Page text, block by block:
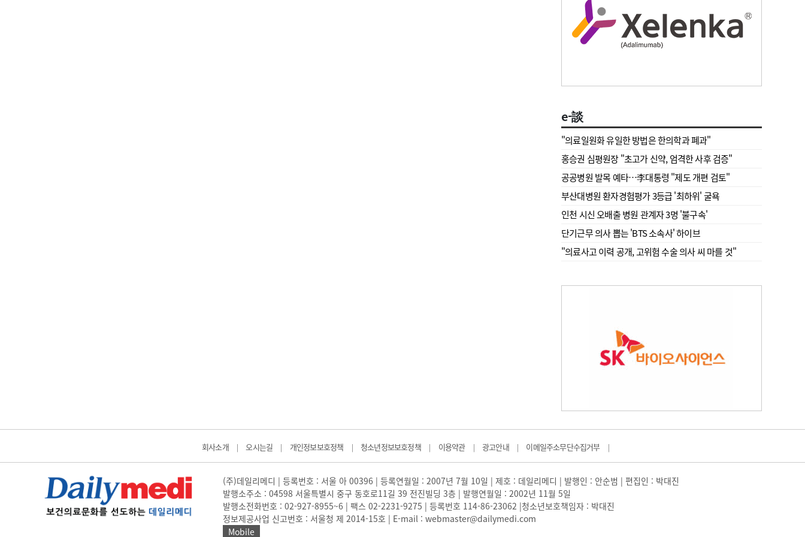
e-談
"의료일원화 유일한 방법은 한의학과 폐과"
홍승권 심평원장 " 초고가 신약, 엄격한 사후 검증"
공공병원 발목 예타…李대통령 "제도 개편 검토"
부산대병원 환자경험평가 3등급 '최하위' 굴욕
인천 시신 오배출 병원 관계자 3명 '불구속'
단기근무 의사 뽑는 'BTS 소속사' 하이브
"의료사고 이력 공개, 고위험 수술 의사 씨 마를 것"
회사소개 | 오시는길 | 개인정보보호정책 | 청소년정보보호정책 | 이용약관 | 광고안내 | 이메일주소무단수집거부 |
(주)데일리메디 | 등록번호 : 서울 아 00396 | 등록연월일 : 2007년 7월 10일 | 제호 : 데일리메디 | 발행인 : 안순범 | 편집인 : 박대진
발행소주소 : 04598 서울특별시 중구 동호로11길 39 전진빌딩 3층 | 발행연월일 : 2002년 11월 5일
발행소전화번호 : 02-927-8955~6 | 팩스 02-2231-9275 | 등록번호 114-86-23062 |청소년보호책임자 : 박대진
정보제공사업 신고번호 : 서울청 제 2014-15호 | E-mail : webmaster@dailymedi.com
Mobile